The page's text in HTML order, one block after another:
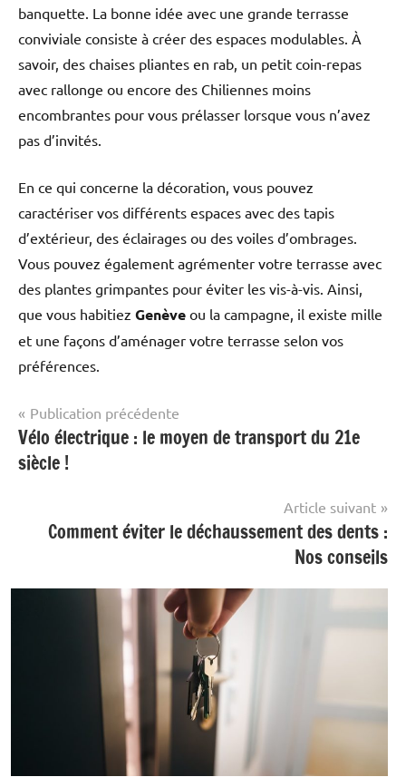
banquette. La bonne idée avec une grande terrasse
conviviale consiste à créer des espaces modulables. À
savoir, des chaises pliantes en rab, un petit coin-repas
avec rallonge ou encore des Chiliennes moins
encombrantes pour vous prélasser lorsque vous n’avez
pas d’invités.
En ce qui concerne la décoration, vous pouvez
caractériser vos différents espaces avec des tapis
d’extérieur, des éclairages ou des voiles d’ombrages.
Vous pouvez également agrémenter votre terrasse avec
des plantes grimpantes pour éviter les vis-à-vis. Ainsi,
que vous habitiez Genève ou la campagne, il existe mille
et une façons d’aménager votre terrasse selon vos
préférences.
Maison
&
Navigation
de
l’article
Publication précédente
Vélo électrique : le moyen de transport du 21e
siècle !
Article suivant
Comment éviter le déchaussement des dents :
Nos conseils